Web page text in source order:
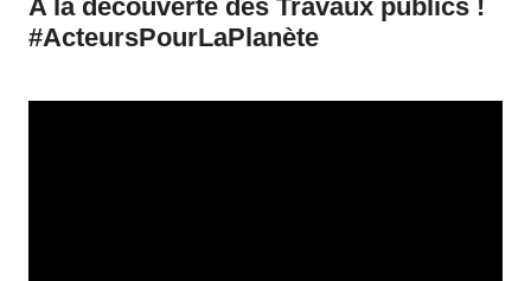
A la découverte des Travaux publics !
#ActeursPourLaPlanète